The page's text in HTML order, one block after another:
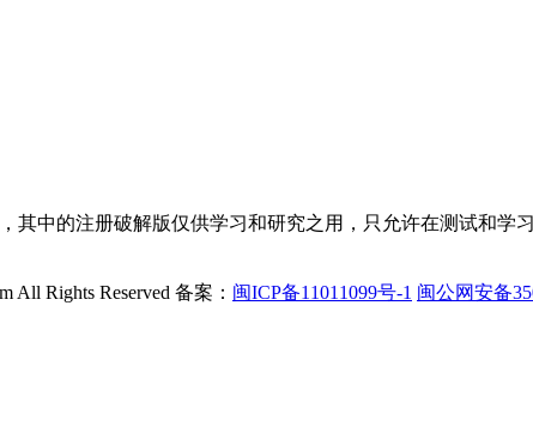
其中的注册破解版仅供学习和研究之用，只允许在测试和
All Rights Reserved 备案： 闽ICP备11011099号-1 闽公网安备